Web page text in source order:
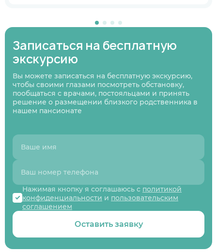
Записаться на бесплатную
экскурсию
Вы можете записаться на бесплатную экскурсию,
чтобы своими глазами посмотреть обстановку,
пообщаться с врачами, постояльцами и принять
решение о размещении близкого родственника в
нашем пансионате
Нажимая кнопку я соглашаюсь с политикой
конфиденциальности и пользовательским
соглашением
Оставить заявку
Узнаю информацию на будущее
Предыдущий вопрос
Следующий вопрос
01
Нажимая кнопку я соглашаюсь
и пользовательским
соглашением
Оставить заявку
Нажимая кнопку я соглашаюсьс политикой
конфиденциальности
Перезвоните мне
Нажимая кнопку я соглашаюсь
конфиденциальности
соглашением
Записаться
Нажимая кнопку я соглашаюсь
конфиденциальности
соглашением
Записаться